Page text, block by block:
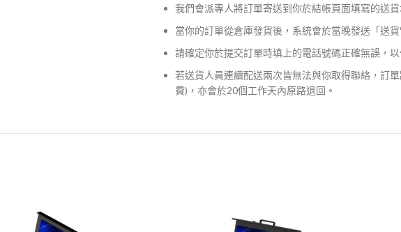
我們會派專人將訂單寄送到你於結帳頁面填寫的送貨
當你的訂單從倉庫發貨後，系統會於當晚發送「送貨
請確定你於提交訂單時填上的電話號碼正確無誤，
若送貨人員連續配送兩次皆無法與你取得聯絡，訂
費)，亦會於20個工作天內原路退回。